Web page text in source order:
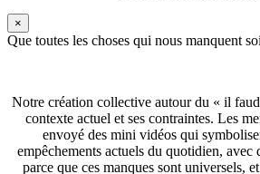
×
Que toutes les choses qui nous manquent
Notre création collective autour du « il
contexte actuel et ses contraintes. Les
envoyé des mini vidéos qui
empêchements actuels du quotidien, avec
parce que ces manques sont universels,